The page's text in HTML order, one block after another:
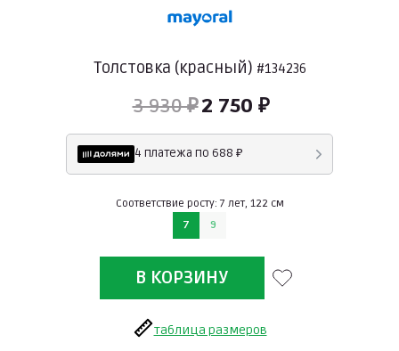
Толстовка (красный) #134236
3 930 ₽2 750 ₽
4 платежа по 688 ₽
Соответствие росту: 7 лет, 122 см
7
9
таблица размеров